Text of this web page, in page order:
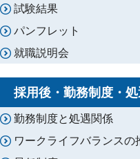
試験結果
パンフレット
就職説明会
採用後・勤務制度・
勤務制度と処遇関係
ワークライフバランスの